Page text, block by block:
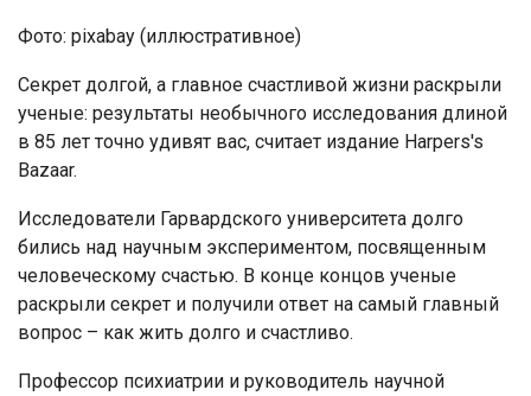
Фото: pixabay (иллюстративное)
Секрет долгой, а главное счастливой жизни раскрыли
ученые: результаты необычного исследования длиной
в 85 лет точно удивят вас, считает издание Harpers's
Bazaar.
Исследователи Гарвардского университета долго
бились над научным экспериментом, посвященным
человеческому счастью. В конце концов ученые
раскрыли секрет и получили ответ на самый главный
вопрос – как жить долго и счастливо.
Профессор психиатрии и руководитель научной